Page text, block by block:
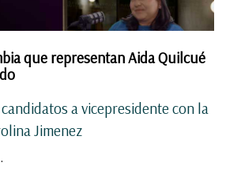
que representan Aida Quilcué
a vicepresidente con la
Jimenez